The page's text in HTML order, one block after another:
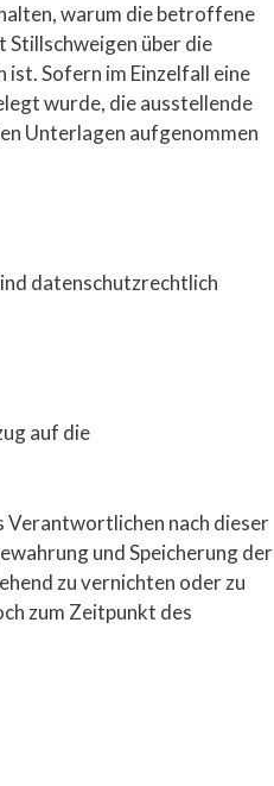
warum die betroffene
über die
ist. Sofern im Einzelfall eine
wurde, die ausstellende
Unterlagen aufgenommen
datenschutzrechtlich
auf die
Verantwortlichen nach dieser
und Speicherung der
zu vernichten oder zu
zum Zeitpunkt des